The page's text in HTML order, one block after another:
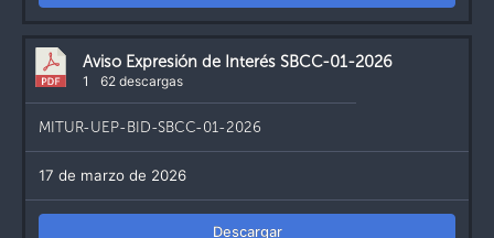
Aviso Expresión de Interés SBCC-01-2026
1 62 descargas
MITUR-UEP-BID-SBCC-01-2026
17 de marzo de 2026
Descargar